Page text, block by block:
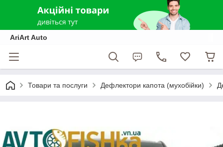
AriArt Auto
Товари та послуги Дефлектори капота (мухобійки)